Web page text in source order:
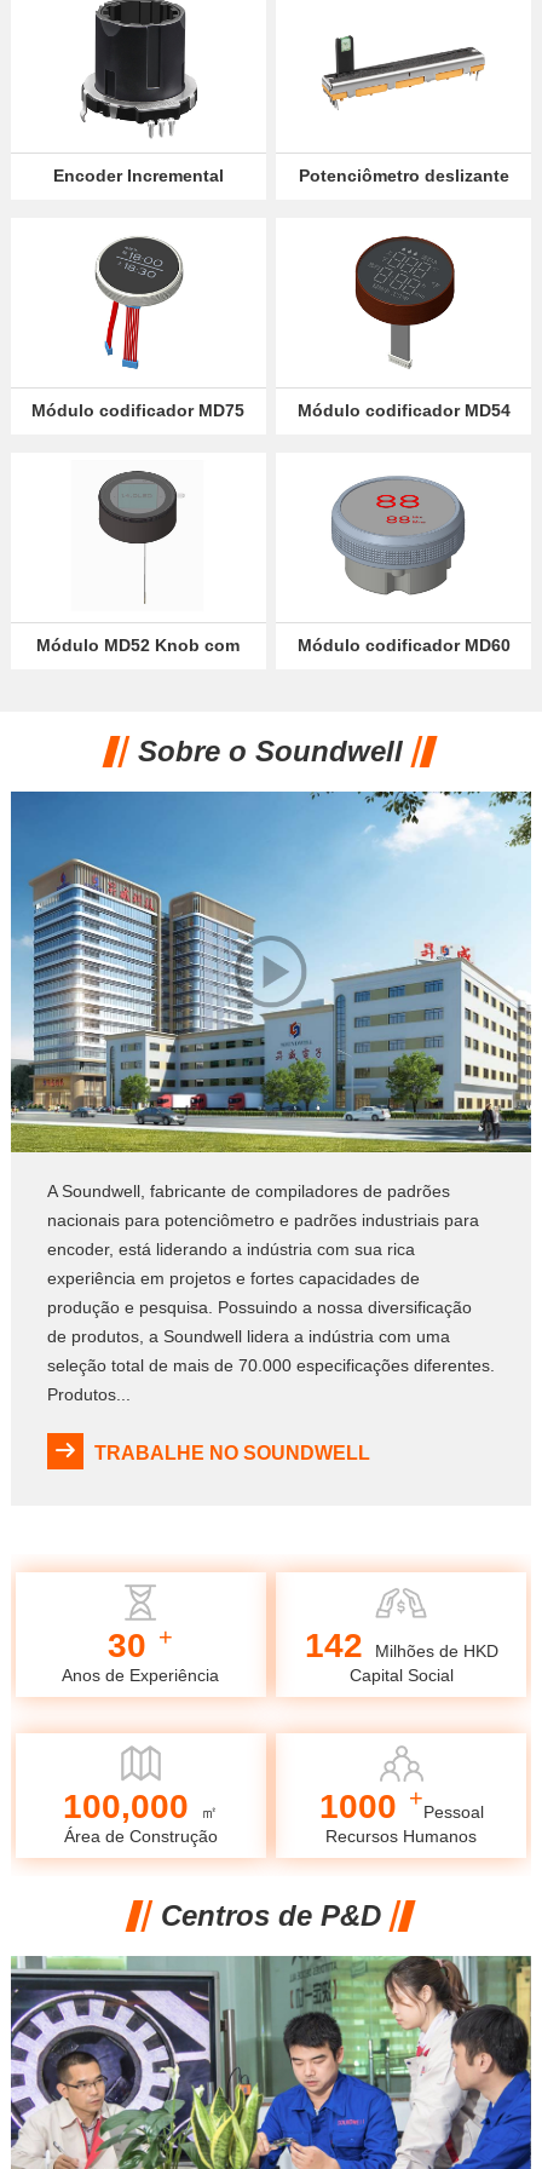
Encoder Incremental
Potenciômetro deslizante
Módulo codificador MD75
Módulo codificador MD54
Módulo MD52 Knob com
Módulo codificador MD60
Sobre o Soundwell
A Soundwell, fabricante de compiladores de padrões
nacionais para potenciômetro e padrões industriais para
encoder, está liderando a indústria com sua rica
experiência em projetos e fortes capacidades de
produção e pesquisa. Possuindo a nossa diversificação
de produtos, a Soundwell lidera a indústria com uma
seleção total de mais de 70.000 especificações diferentes.
Produtos...
TRABALHE NO SOUNDWELL
30 +
Anos de Experiência
142
Milhões de HKD
Capital Social
100,000
㎡
Área de Construção
1000 +
Pessoal
Recursos Humanos
Centros de P&D